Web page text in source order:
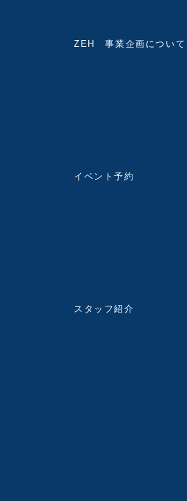
ZEH 事業企画について
イベント予約
スタッフ紹介